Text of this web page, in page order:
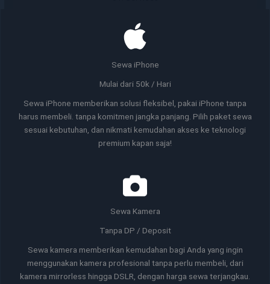
Sewa iPhone
Mulai dari 50k / Hari
Sewa iPhone memberikan solusi fleksibel, pakai iPhone tanpa
harus membeli. tanpa komitmen jangka panjang. Pilih paket sewa
sesuai kebutuhan, dan nikmati kemudahan akses ke teknologi
premium kapan saja!
Sewa Kamera
Tanpa DP / Deposit
Sewa kamera memberikan kemudahan bagi Anda yang ingin
menggunakan kamera profesional tanpa perlu membeli, dari
kamera mirrorless hingga DSLR, dengan harga sewa terjangkau.